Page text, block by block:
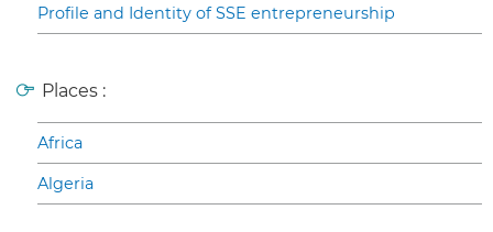
Profile and Identity of SSE entrepreneurship
Places :
Africa
Algeria